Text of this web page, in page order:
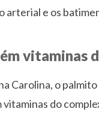
arterial e os
vitaminas
Carolina, o
vitaminas do